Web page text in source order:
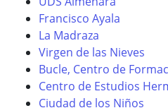
Francisco Ayala
La Madraza
Virgen de las Nieves
Bucle, Centro de
Centro de Estudios
Ciudad de los Niños